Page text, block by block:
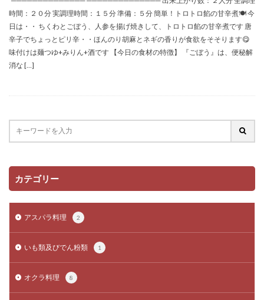
時間：２０分 実調理時間：１５分 準備：５分 簡単！トロトロ餡の甘辛煮🍽️ 今
日は・・ ちくわとごぼう、人参を揚げ焼きして、トロトロ餡の甘辛煮です 唐
辛子でちょっとピリ辛・・ほんのり胡麻とネギの香りが食欲をそそります😋
味付けは麺つゆ+みりん+酒です 【今日の食材の特徴】 『ごぼう』は、便秘解
消な […]
カテゴリー
アスパラ料理 2
いも類及びでん粉類 1
オクラ料理 8